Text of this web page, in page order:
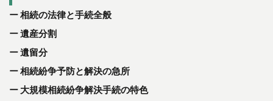
相続の法律と手続全般
遺産分割
遺留分
相続紛争予防と解決の急所
大規模相続紛争解決手続の特色